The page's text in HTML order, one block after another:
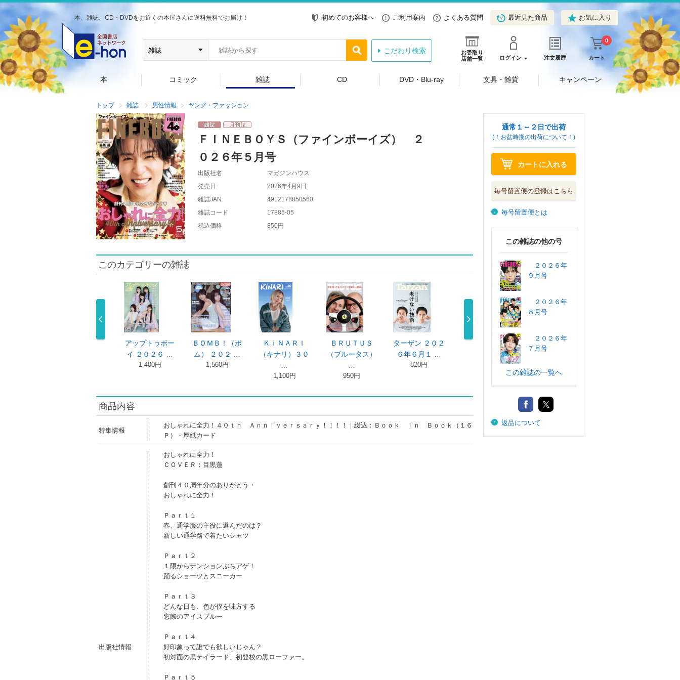
本、雑誌、CD・DVDをお近くの本屋さんに送料無料でお届け！ 初めてのお客様へ ご利用案内 よくある質問 最近見た商品 お気に入り
お受取り
店舗一覧
ログイン 注文履歴 カート
0
こだわり検索
本 コミック 雑誌 CD DVD・Blu-ray 文具・雑貨 キャンペーン
トップ 雑誌 男性情報 ヤング・ファッション
ＦＩＮＥＢＯＹＳ（ファインボーイズ） ２
０２６年５月号
出版社名
マガジンハウス
発売日
2026年4月9日
雑誌JAN
4912178850560
雑誌コード
17885-05
税込価格
850円
このカテゴリーの雑誌
Ｆｉｎｅ（ファ
アップトゥボー
イ ２０２６ …
1,400円
ＢＯＭＢ！（ボ
ム） ２０２ …
1,560円
ＫｉＮＡＲＩ
（キナリ）３０
1,100円
ＢＲＵＴＵＳ
（ブルータス）
950円
ターザン ２０２
６年６月１ …
820円
ＴＨＥ ＲＡＫ
Ｅ ＪＡＰＡ …
アイドルヴィレ
ッジ ２０２ …
商品内容
特集情報
おしゃれに全力！４０ｔｈ Ａｎｎｉｖｅｒｓａｒｙ！！！！｜綴込：Ｂｏｏｋ ｉｎ Ｂｏｏｋ（１６
Ｐ）・厚紙カード
出版社情報
おしゃれに全力！
ＣＯＶＥＲ：目黒蓮
創刊４０周年分のありがとう・
おしゃれに全力！
Ｐａｒｔ１
春、通学服の主役に選んだのは？
新しい通学路で着たいシャツ
Ｐａｒｔ２
１限からテンションぶちアゲ！
踊るショーツとスニーカー
Ｐａｒｔ３
どんな日も、色が僕を味方する
窓際のアイスブルー
Ｐａｒｔ４
好印象って誰でも欲しいじゃん？
初対面の黒テイラード、初登校の黒ローファー。
Ｐａｒｔ５
通常１～２日で出荷
(！お盆時期の出荷について！)
カートに入れる
毎号留置便の登録はこちら
毎号留置便とは
この雑誌の他の号
２０２６年
９月号
２０２６年
８月号
２０２６年
７月号
この雑誌の一覧へ
返品について